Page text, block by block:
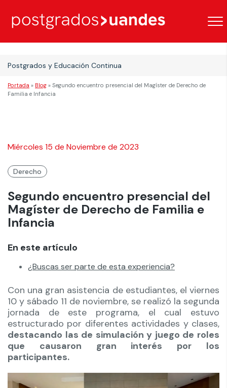
Postgrados y Educación Continua
Portada » Blog » Segundo encuentro presencial del Magíster de Derecho de
Familia e Infancia
Miércoles 15 de Noviembre de 2023
Derecho
Segundo encuentro presencial del
Magíster de Derecho de Familia e
Infancia
En este artículo
¿Buscas ser parte de esta experiencia?
Con una gran asistencia de estudiantes, el viernes
10 y sábado 11 de noviembre, se realizó la segunda
jornada de este programa, el cual estuvo
estructurado por diferentes actividades y clases,
destacando las de simulación y juego de roles
que causaron gran interés por los
participantes.